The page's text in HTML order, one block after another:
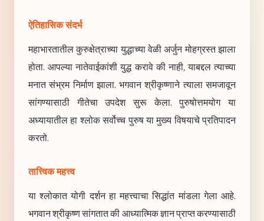
ऐतिहासिक संदर्भ
महाभारतातील कुरुक्षेत्राच्या युद्धाच्या वेळी अर्जुन मोहग्रस्त झाला
होता. आपल्या नातेवाईकांशी युद्ध करावे की नाही, याबद्दल त्याच्या
मनात संभ्रम निर्माण झाला. भगवान श्रीकृष्णाने त्याला समजावून
सांगण्यासाठी गीतेचा उपदेश सुरू केला. पुरुषोत्तमयोग या
अध्यायातील हा श्लोक सर्वोच्च पुरुष या मुख्य विषयाचे प्रतिपादन
करतो.
तात्त्विक महत्त्व
या श्लोकात योगी दर्शन हा महत्त्वाचा सिद्धांत मांडला गेला आहे.
भगवान श्रीकृष्ण सांगतात की आध्यात्मिक ज्ञान प्राप्त करण्यासाठी